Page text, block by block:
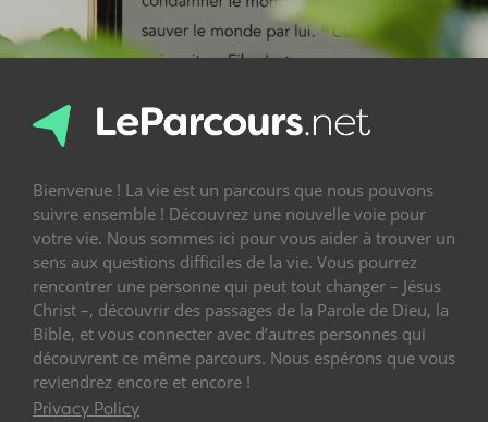
Bienvenue ! La vie est un parcours que nous pouvons
suivre ensemble ! Découvrez une nouvelle voie pour
votre vie. Nous sommes ici pour vous aider à trouver un
sens aux questions difficiles de la vie. Vous pourrez
rencontrer une personne qui peut tout changer – Jésus
Christ –, découvrir des passages de la Parole de Dieu, la
Bible, et vous connecter avec d’autres personnes qui
découvrent ce même parcours. Nous espérons que vous
reviendrez encore et encore !
Privacy Policy